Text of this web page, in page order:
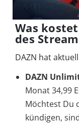
Was
des
DAZN hat
DAZN
Monat 34,99
Möchtest Du
kündigen,